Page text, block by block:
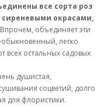
все сорта роз
окрасами,
Впрочем, объединяет эти
легко
всех остальных садовых
душистая,
соцветий, долго
для флористики.